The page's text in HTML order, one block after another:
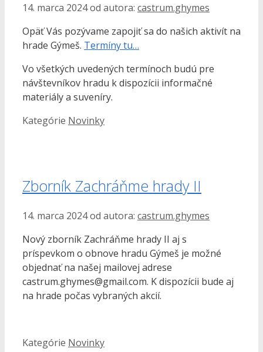
14. marca 2024od autora: castrum.ghymes
Opäť Vás pozývame zapojiť sa do našich aktivít na
hrade Gýmeš. Termíny tu…
Vo všetkých uvedených termínoch budú pre
návštevníkov hradu k dispozícii informačné
materiály a suveníry.
Kategórie Novinky
Zborník Zachráňme hrady II
14. marca 2024od autora: castrum.ghymes
Nový zborník Zachráňme hrady II aj s
príspevkom o obnove hradu Gýmeš je možné
objednať na našej mailovej adrese
castrum.ghymes@gmail.com. K dispozícii bude aj
na hrade počas vybraných akcií.
Kategórie Novinky